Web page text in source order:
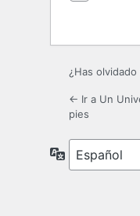
¿Has
← Ir a Un
pies
Idioma